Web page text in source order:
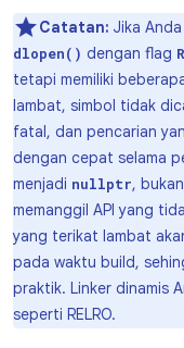
Catatan: Jika
dlopen() dengan flag
tetapi memiliki
lambat, simbol tidak
fatal, dan pencarian
dengan cepat selama
menjadi nullptr,
memanggil API yang
yang terikat lambat
pada waktu build,
praktik. Linker dinamis
seperti RELRO.